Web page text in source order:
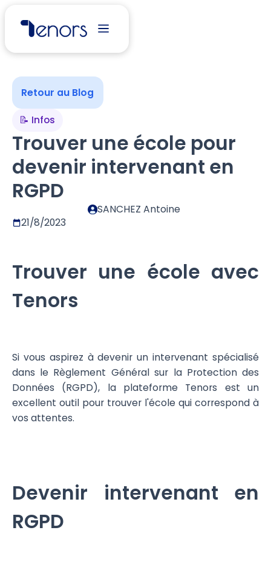
Retour au Blog
📝 Infos
Trouver une école pour
devenir intervenant en
RGPD
SANCHEZ Antoine
21/8/2023
Trouver une école avec
Tenors
Si vous aspirez à devenir un intervenant spécialisé
dans le Règlement Général sur la Protection des
Données (RGPD), la plateforme Tenors est un
excellent outil pour trouver l'école qui correspond à
vos attentes.
Devenir intervenant en
RGPD